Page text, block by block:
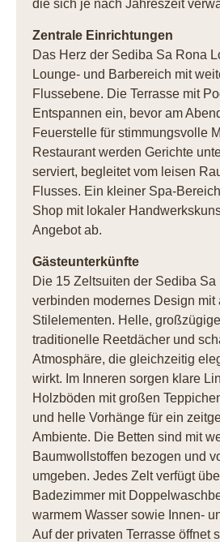
die sich je nach Jahreszeit
Zentrale Einrichtungen
Das Herz der Sediba Sa Rona
Lounge- und Barbereich mit
Flussebene. Die Terrasse mit
Entspannen ein, bevor am
Feuerstelle für stimmungsvolle
Restaurant werden Gerichte
serviert, begleitet vom leisen
Flusses. Ein kleiner Spa-
Shop mit lokaler
Angebot ab.
Gästeunterkünfte
Die 15 Zeltsuiten der Sediba
verbinden modernes Design mit
Stilelementen. Helle,
traditionelle Reetdächer und
Atmosphäre, die gleichzeitig
wirkt. Im Inneren sorgen klare
Holzböden mit großen
und helle Vorhänge für ein
Ambiente. Die Betten sind mit
Baumwollstoffen bezogen und
umgeben. Jedes Zelt verfügt
Badezimmer mit
warmem Wasser sowie Innen-
Auf der privaten Terrasse öffnet